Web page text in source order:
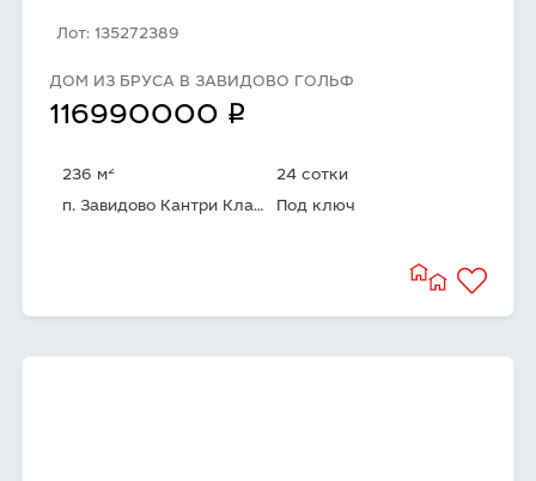
Лот: 135272389
ДОМ ИЗ БРУСА В ЗАВИДОВО ГОЛЬФ
116990000 q
236 м2
24 сотки
п. Завидово Кантри Клаб (Завидово Гольф)
Под ключ